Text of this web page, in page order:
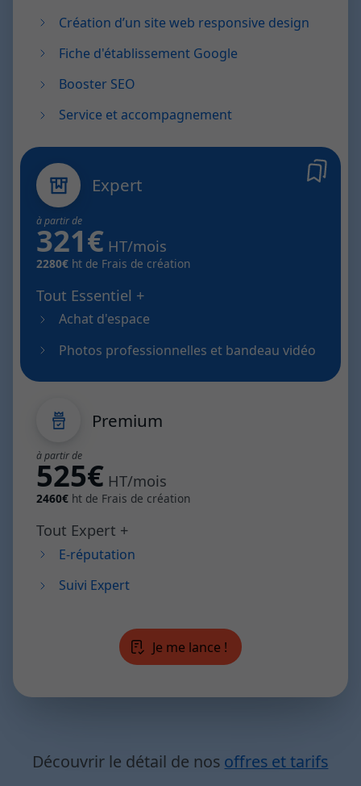
Création d’un site web responsive design
Fiche d'établissement Google
Booster SEO
Service et accompagnement
Expert
à partir de
321€ HT/mois
2280€ ht de Frais de création
Tout Essentiel +
Achat d'espace
Photos professionnelles et bandeau vidéo
Premium
à partir de
525€ HT/mois
2460€ ht de Frais de création
Tout Expert +
E-réputation
Suivi Expert
Je me lance !
Découvrir le détail de nos offres et tarifs